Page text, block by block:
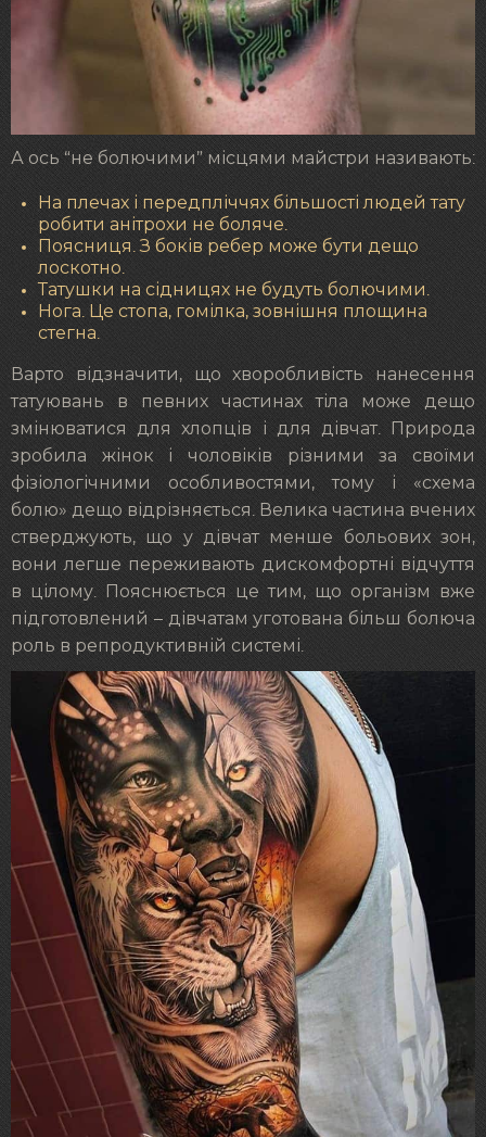
А ось “не болючими” місцями майстри називають:
На плечах і передпліччях більшості людей тату
робити анітрохи не боляче.
Поясниця. З боків ребер може бути дещо
лоскотно.
Татушки на сідницях не будуть болючими.
Нога. Це стопа, гомілка, зовнішня площина
стегна.
Варто відзначити, що хворобливість нанесення
татуювань в певних частинах тіла може дещо
змінюватися для хлопців і для дівчат. Природа
зробила жінок і чоловіків різними за своїми
фізіологічними особливостями, тому і «схема
болю» дещо відрізняється. Велика частина вчених
стверджують, що у дівчат менше больових зон,
вони легше переживають дискомфортні відчуття
в цілому. Пояснюється це тим, що організм вже
підготовлений – дівчатам уготована більш болюча
роль в репродуктивній системі.